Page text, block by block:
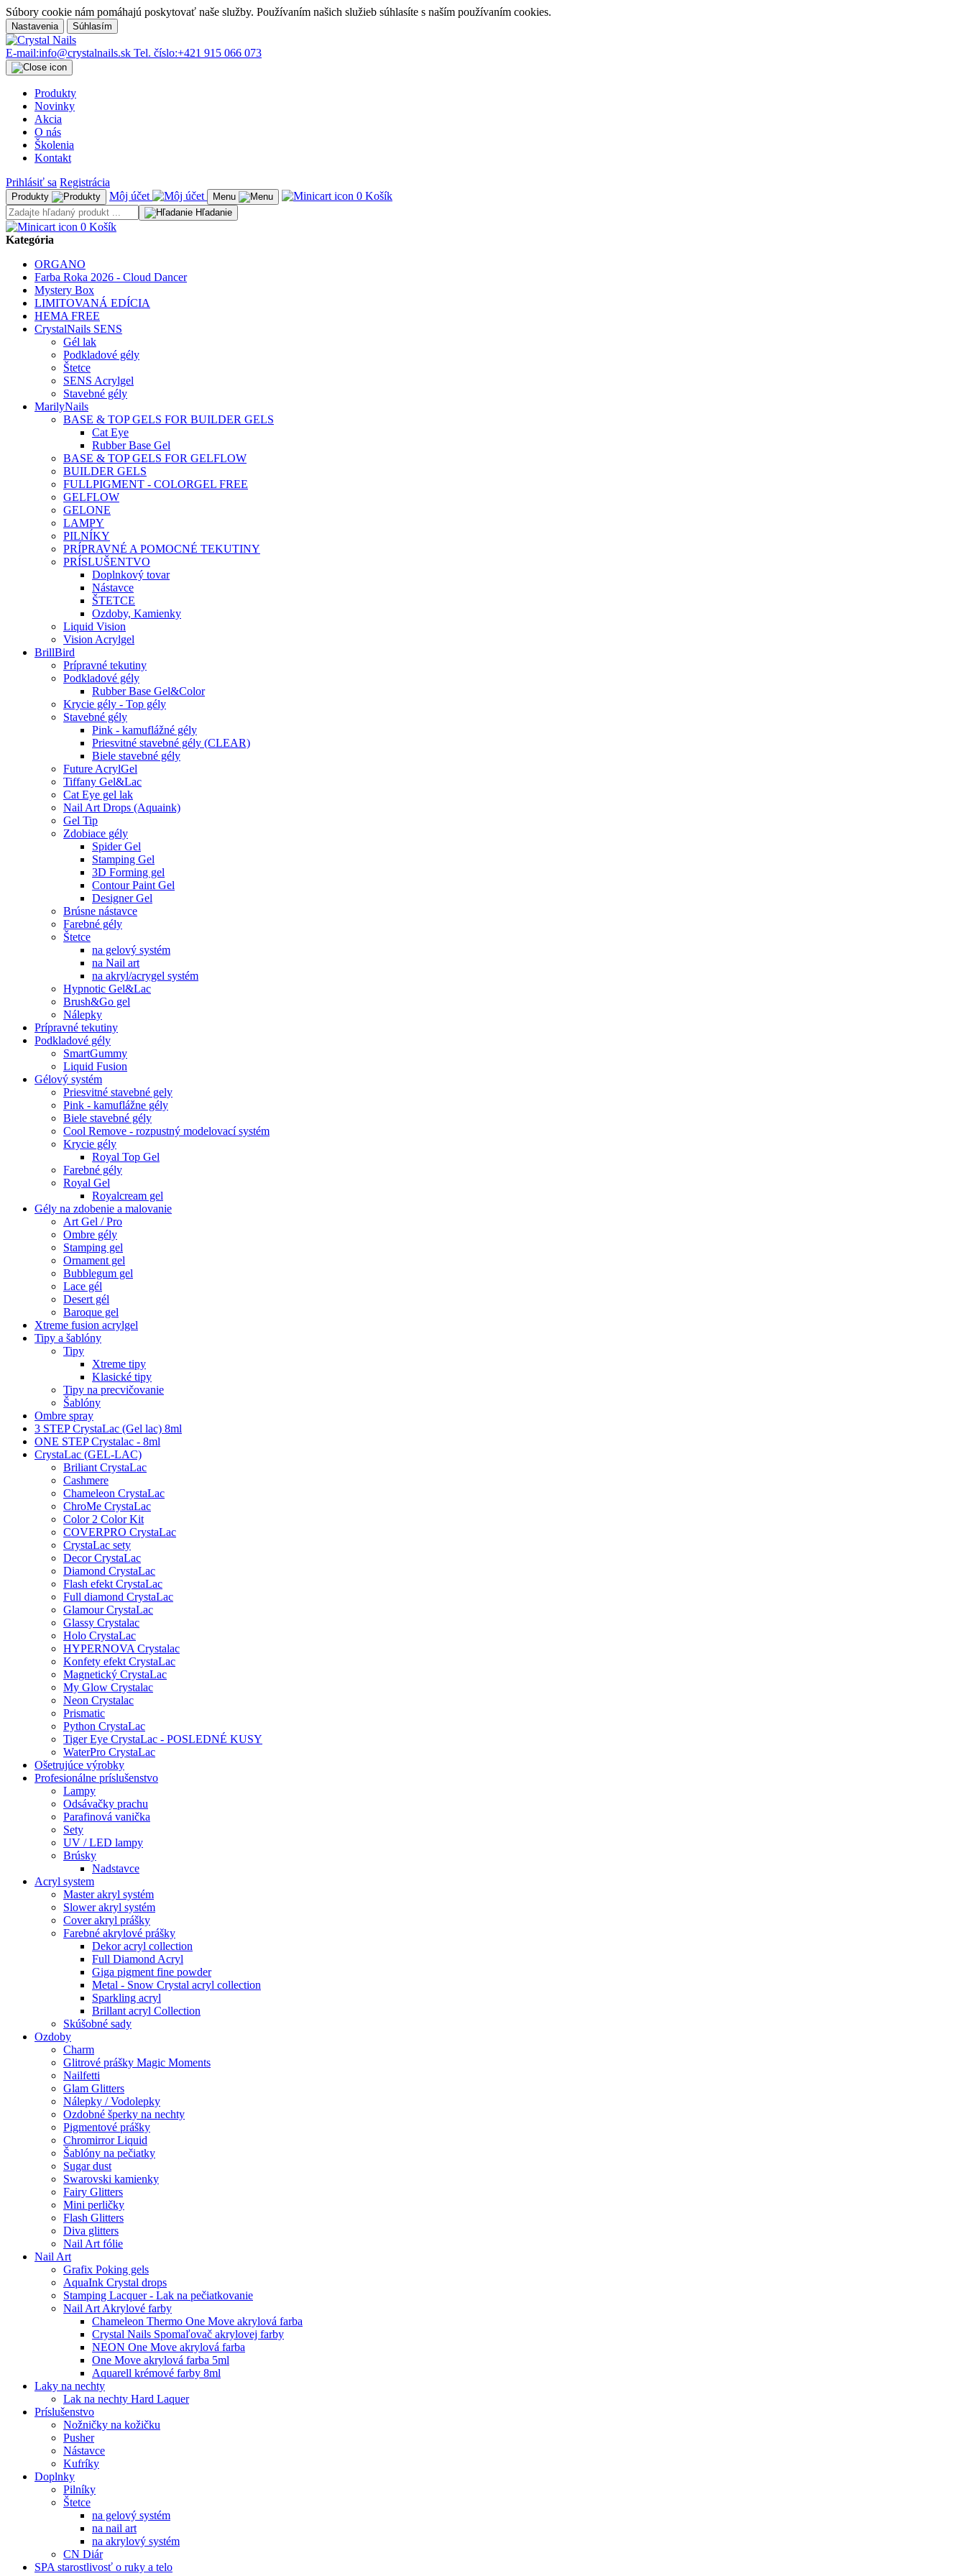
Súbory cookie nám pomáhajú poskytovať naše služby. Používaním našich služieb súhlasíte s naším používaním cookies.
Nastavenia Súhlasím
E-mail:info@crystalnails.sk Tel. číslo:+421 915 066 073
Produkty
Novinky
Akcia
O nás
Školenia
Kontakt
Prihlásiť sa Registrácia
Produkty Môj účet Menu 0 Košík
Hľadanie
0 Košík
Kategória
ORGANO
Farba Roka 2026 - Cloud Dancer
Mystery Box
LIMITOVANÁ EDÍCIA
HEMA FREE
CrystalNails SENS
Gél lak
Podkladové gély
Štetce
SENS Acrylgel
Stavebné gély
MarilyNails
BASE & TOP GELS FOR BUILDER GELS
Cat Eye
Rubber Base Gel
BASE & TOP GELS FOR GELFLOW
BUILDER GELS
FULLPIGMENT - COLORGEL FREE
GELFLOW
GELONE
LAMPY
PILNÍKY
PRÍPRAVNÉ A POMOCNÉ TEKUTINY
PRÍSLUŠENTVO
Doplnkový tovar
Nástavce
ŠTETCE
Ozdoby, Kamienky
Liquid Vision
Vision Acrylgel
BrillBird
Prípravné tekutiny
Podkladové gély
Rubber Base Gel&Color
Krycie gély - Top gély
Stavebné gély
Pink - kamuflážné gély
Priesvitné stavebné gély (CLEAR)
Biele stavebné gély
Future AcrylGel
Tiffany Gel&Lac
Cat Eye gel lak
Nail Art Drops (Aquaink)
Gel Tip
Zdobiace gély
Spider Gel
Stamping Gel
3D Forming gel
Contour Paint Gel
Designer Gel
Brúsne nástavce
Farebné gély
Štetce
na gelový systém
na Nail art
na akryl/acrygel systém
Hypnotic Gel&Lac
Brush&Go gel
Nálepky
Prípravné tekutiny
Podkladové gély
SmartGummy
Liquid Fusion
Gélový systém
Priesvitné stavebné gely
Pink - kamuflážne gély
Biele stavebné gély
Cool Remove - rozpustný modelovací systém
Krycie gély
Royal Top Gel
Farebné gély
Royal Gel
Royalcream gel
Gély na zdobenie a malovanie
Art Gel / Pro
Ombre gély
Stamping gel
Ornament gel
Bubblegum gel
Lace gél
Desert gél
Baroque gel
Xtreme fusion acrylgel
Tipy a šablóny
Tipy
Xtreme tipy
Klasické tipy
Tipy na precvičovanie
Šablóny
Ombre spray
3 STEP CrystaLac (Gel lac) 8ml
ONE STEP Crystalac - 8ml
CrystaLac (GEL-LAC)
Briliant CrystaLac
Cashmere
Chameleon CrystaLac
ChroMe CrystaLac
Color 2 Color Kit
COVERPRO CrystaLac
CrystaLac sety
Decor CrystaLac
Diamond CrystaLac
Flash efekt CrystaLac
Full diamond CrystaLac
Glamour CrystaLac
Glassy Crystalac
Holo CrystaLac
HYPERNOVA Crystalac
Konfety efekt CrystaLac
Magnetický CrystaLac
My Glow Crystalac
Neon Crystalac
Prismatic
Python CrystaLac
Tiger Eye CrystaLac - POSLEDNÉ KUSY
WaterPro CrystaLac
Ošetrujúce výrobky
Profesionálne príslušenstvo
Lampy
Odsávačky prachu
Parafinová vanička
Sety
UV / LED lampy
Brúsky
Nadstavce
Acryl system
Master akryl systém
Slower akryl systém
Cover akryl prášky
Farebné akrylové prášky
Dekor acryl collection
Full Diamond Acryl
Giga pigment fine powder
Metal - Snow Crystal acryl collection
Sparkling acryl
Brillant acryl Collection
Skúšobné sady
Ozdoby
Charm
Glitrové prášky Magic Moments
Nailfetti
Glam Glitters
Nálepky / Vodolepky
Ozdobné šperky na nechty
Pigmentové prášky
Chromirror Liquid
Šablóny na pečiatky
Sugar dust
Swarovski kamienky
Fairy Glitters
Mini perličky
Flash Glitters
Diva glitters
Nail Art fólie
Nail Art
Grafix Poking gels
AquaInk Crystal drops
Stamping Lacquer - Lak na pečiatkovanie
Nail Art Akrylové farby
Chameleon Thermo One Move akrylová farba
Crystal Nails Spomaľovač akrylovej farby
NEON One Move akrylová farba
One Move akrylová farba 5ml
Aquarell krémové farby 8ml
Laky na nechty
Lak na nechty Hard Laquer
Príslušenstvo
Nožničky na kožičku
Pusher
Nástavce
Kufríky
Doplnky
Pilníky
Štetce
na gelový systém
na nail art
na akrylový systém
CN Diár
SPA starostlivosť o ruky a telo